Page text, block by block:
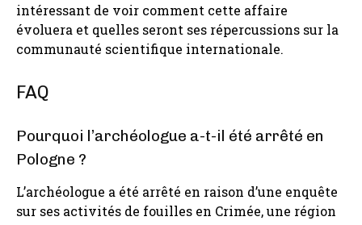
intéressant de voir comment cette affaire
évoluera et quelles seront ses répercussions sur la
communauté scientifique internationale.
FAQ
Pourquoi l’archéologue a-t-il été arrêté en
Pologne ?
L’archéologue a été arrêté en raison d’une enquête
sur ses activités de fouilles en Crimée, une région